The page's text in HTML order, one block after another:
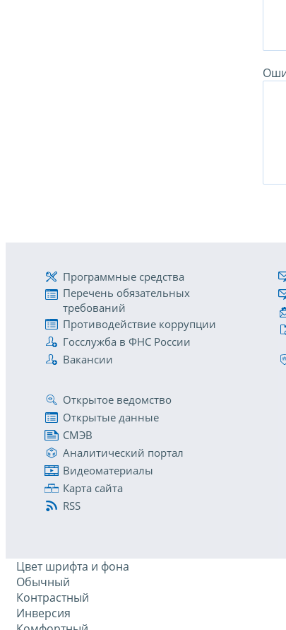
Программные средства
Перечень обязательных
требований
Противодействие коррупции
Госслужба в ФНС России
Вакансии
Открытое ведомство
Открытые данные
СМЭВ
Аналитический портал
Видеоматериалы
Карта сайта
RSS
Цвет шрифта и фона
Обычный
Контрастный
Инверсия